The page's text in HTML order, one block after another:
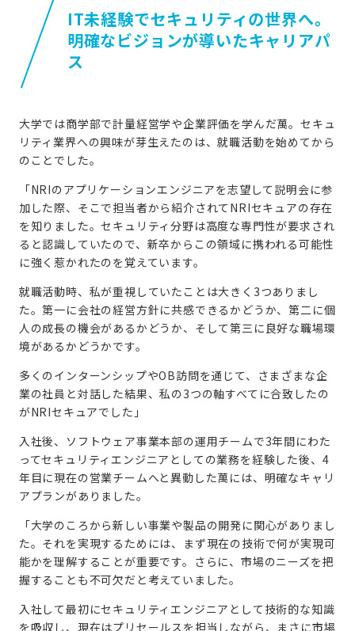
IT未経験でセキュリティの世界へ。
明確なビジョンが導いたキャリアパ
ス
大学では商学部で計量経営学や企業評価を学んだ萬。セキュ
リティ業界への興味が芽生えたのは、就職活動を始めてから
のことでした。
「NRIのアプリケーションエンジニアを志望して説明会に参
加した際、そこで担当者から紹介されてNRIセキュアの存在
を知りました。セキュリティ分野は高度な専門性が要求され
ると認識していたので、新卒からこの領域に携われる可能性
に強く惹かれたのを覚えています。
就職活動時、私が重視していたことは大きく3つありまし
た。第一に会社の経営方針に共感できるかどうか、第二に個
人の成長の機会があるかどうか、そして第三に良好な職場環
境があるかどうかです。
多くのインターンシップやOB訪問を通じて、さまざまな企
業の社員と対話した結果、私の3つの軸すべてに合致したの
がNRIセキュアでした」
入社後、ソフトウェア事業本部の運用チームで3年間にわた
ってセキュリティエンジニアとしての業務を経験した後、4
年目に現在の営業チームへと異動した萬には、明確なキャリ
アプランがありました。
「大学のころから新しい事業や製品の開発に関心がありまし
た。それを実現するためには、まず現在の技術で何が実現可
能かを理解することが重要です。さらに、市場のニーズを把
握することも不可欠だと考えていました。
入社して最初にセキュリティエンジニアとして技術的な知識
を吸収し、現在はプリセールスを担当しながら、まさに市場